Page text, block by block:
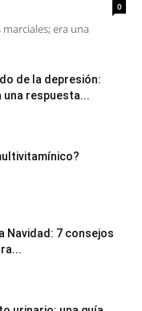
0
era una
de la depresión:
una respuesta...
Navidad: 7 consejos